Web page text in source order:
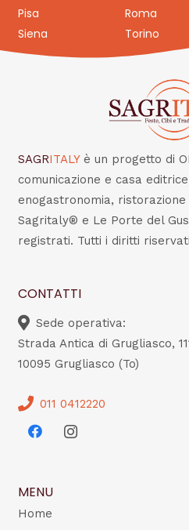
Pisa
Roma
Siena
Torino
SAGRITALY è un progetto di
comunicazione e casa
enogastronomia, ristorazione
Sagritaly® e Le Porte del
registrati. Tutti i diritti
CONTATTI
Sede operativa:
Strada Antica di Grugliasco,
10095 Grugliasco (To)
011 0412220
MENU
Home